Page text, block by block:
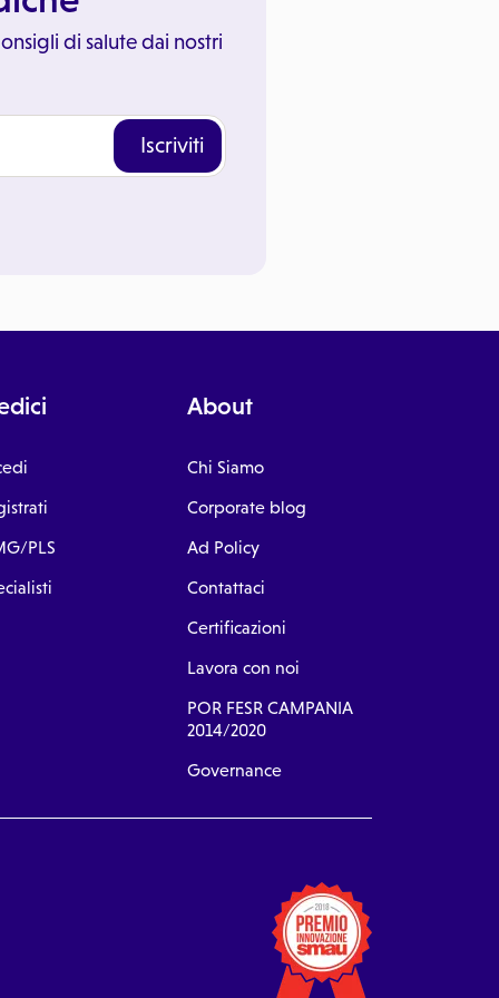
di salute dai nostri
Iscriviti
PLS
About
Chi Siamo
Corporate blog
Ad Policy
Contattaci
Certificazioni
Lavora con noi
POR FESR CAMPANIA
2014/2020
Governance